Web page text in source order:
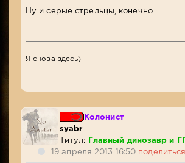
Ну и серые стрельцы, конечно
Я снова здесь)
Колонист
syabr
Титул:
Главный динозавр и
19 апреля 2013 16:50 поделиться